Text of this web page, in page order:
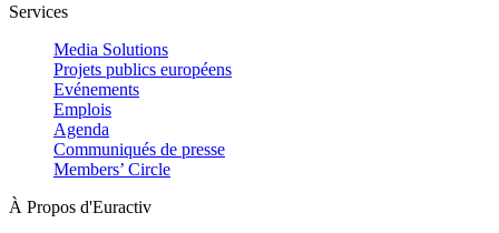
Services
Media Solutions
Projets publics européens
Evénements
Emplois
Agenda
Communiqués de presse
Members’ Circle
À Propos d'Euractiv